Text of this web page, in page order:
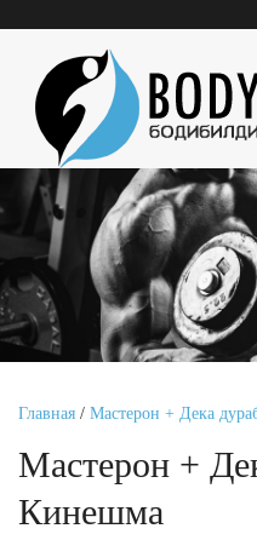
Главная / Мастерон + Дека
Мастерон +
Кинешма